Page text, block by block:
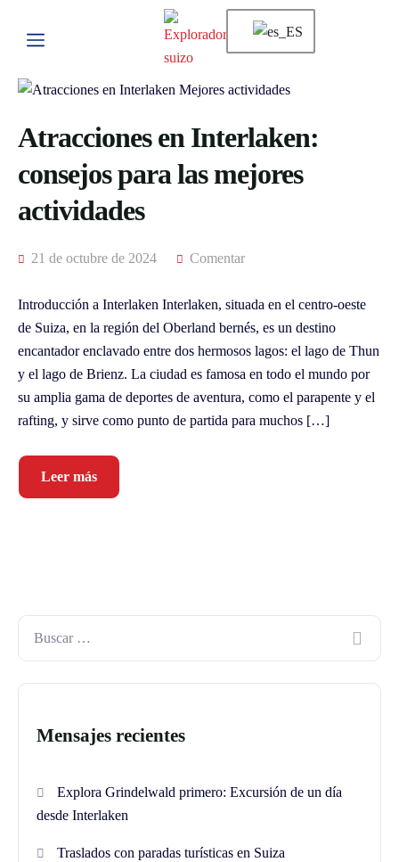
Atracciones en Interlaken:
consejos para las mejores
actividades
21 de octubre de 2024 Comentar
Introducción a Interlaken Interlaken, situada en el centro-oeste
de Suiza, en la región del Oberland bernés, es un destino
encantador enclavado entre dos hermosos lagos: el lago de Thun
y el lago de Brienz. La ciudad es famosa en todo el mundo por
su amplia gama de deportes de aventura, como el parapente y el
rafting, y sirve como punto de partida para muchos […]
Leer más
Mensajes recientes
Explora Grindelwald primero: Excursión de un día
desde Interlaken
Traslados con paradas turísticas en Suiza